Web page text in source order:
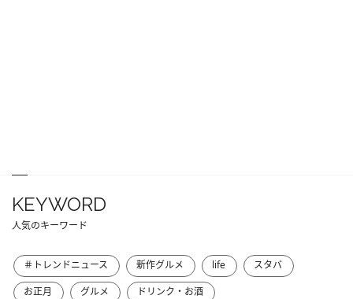
KEYWORD
人気のキーワード
＃トレンドニュース 新作グルメ life
スタバ
お正月
グルメ ドリンク・お酒